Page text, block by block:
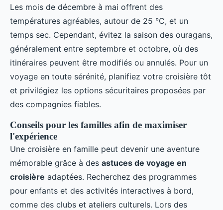
Les mois de décembre à mai offrent des
températures agréables, autour de 25 °C, et un
temps sec. Cependant, évitez la saison des ouragans,
généralement entre septembre et octobre, où des
itinéraires peuvent être modifiés ou annulés. Pour un
voyage en toute sérénité, planifiez votre croisière tôt
et privilégiez les options sécuritaires proposées par
des compagnies fiables.
Conseils pour les familles afin de maximiser
l'expérience
Une croisière en famille peut devenir une aventure
mémorable grâce à des astuces de voyage en
croisière adaptées. Recherchez des programmes
pour enfants et des activités interactives à bord,
comme des clubs et ateliers culturels. Lors des